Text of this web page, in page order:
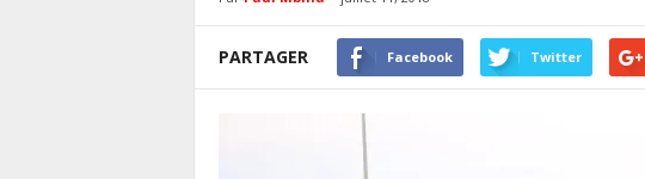
PARTAGER Facebook Twitter